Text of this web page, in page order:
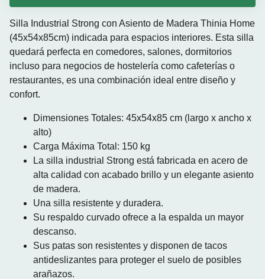
Silla Industrial Strong con Asiento de Madera Thinia Home
(45x54x85cm) indicada para espacios interiores. Esta silla
quedará perfecta en comedores, salones, dormitorios
incluso para negocios de hostelería como cafeterías o
restaurantes, es una combinación ideal entre diseño y
confort.
Dimensiones Totales: 45x54x85 cm (largo x ancho x
alto)
Carga Máxima Total: 150 kg
La silla industrial Strong está fabricada en acero de
alta calidad con acabado brillo y un elegante asiento
de madera.
Una silla resistente y duradera.
Su respaldo curvado ofrece a la espalda un mayor
descanso.
Sus patas son resistentes y disponen de tacos
antideslizantes para proteger el suelo de posibles
arañazos.